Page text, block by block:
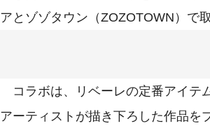
アとゾゾタウン（ZOZOTOWN）で取
コラボは、リベーレの定番アイテ
アーティストが描き下ろした作品を